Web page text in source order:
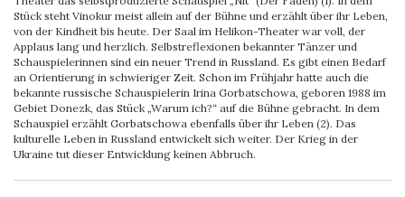
Stück steht Vinokur meist allein auf der Bühne und erzählt über ihr Leben,
von der Kindheit bis heute. Der Saal im Helikon-Theater war voll, der
Applaus lang und herzlich. Selbstreflexionen bekannter Tänzer und
Schauspielerinnen sind ein neuer Trend in Russland. Es gibt einen Bedarf
an Orientierung in schwieriger Zeit. Schon im Frühjahr hatte auch die
bekannte russische Schauspielerin Irina Gorbatschowa, geboren 1988 im
Gebiet Donezk, das Stück „Warum ich?“ auf die Bühne gebracht. In dem
Schauspiel erzählt Gorbatschowa ebenfalls über ihr Leben (2). Das
kulturelle Leben in Russland entwickelt sich weiter. Der Krieg in der
Ukraine tut dieser Entwicklung keinen Abbruch.